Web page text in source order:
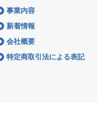
事業内容
新着情報
会社概要
特定商取引法による表記